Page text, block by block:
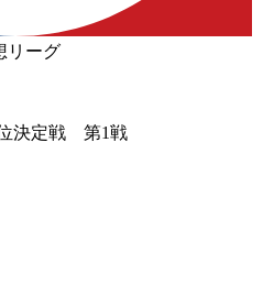
リーグ
決定戦 第1戦